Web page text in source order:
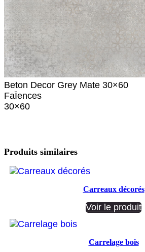
Beton Decor Grey Mate 30×60
FaÏences
30×60
Produits similaires
Carreaux décorés
Voir le produit
Carrelage bois